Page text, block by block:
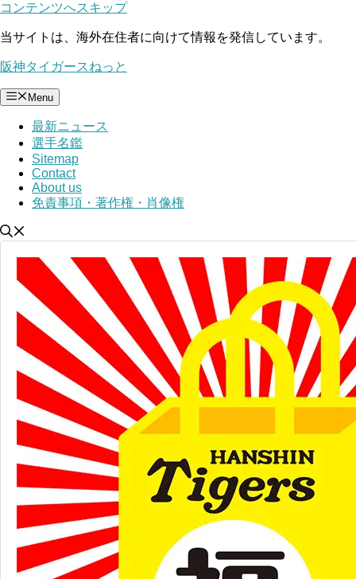
コンテンツへスキップ
当サイトは、海外在住者に向けて情報を発信しています。
阪神タイガースねっと
Menu
最新ニュース
選手名鑑
Sitemap
Contact
About us
免責事項・著作権・肖像権